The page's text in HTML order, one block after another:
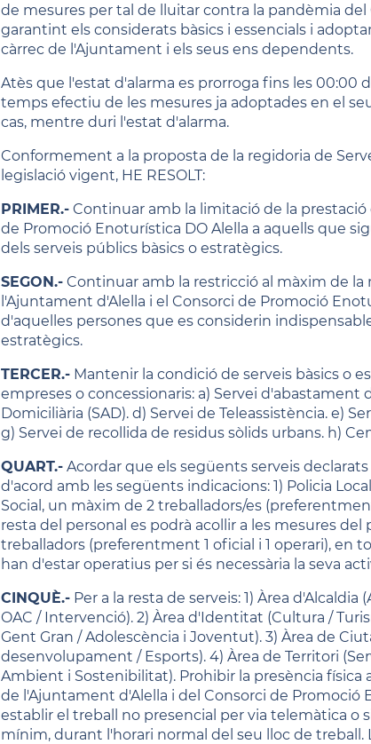
de mesures per tal de lluitar contra la pandèmia
garantint els considerats bàsics i essencials i
càrrec de l'Ajuntament i els seus ens dependents.
Atès que l'estat d'alarma es prorroga fins les 00:00
temps efectiu de les mesures ja adoptades en el
cas, mentre duri l'estat d'alarma.
Conformement a la proposta de la regidoria de
legislació vigent, HE RESOLT:
PRIMER.-Continuar amb la limitació de la prestació
de Promoció Enoturística DO Alella a aquells que
dels serveis públics bàsics o estratègics.
SEGON.-Continuar amb la restricció al màxim de
l'Ajuntament d'Alella i el Consorci de Promoció
d'aquelles persones que es considerin
estratègics.
TERCER.-Mantenir la condició de serveis bàsics o
empreses o concessionaris: a) Servei d'abastament
Domiciliària (SAD). d) Servei de Teleassistència. e)
g) Servei de recollida de residus sòlids urbans. h)
QUART.-Acordar que els següents serveis
d'acord amb les següents indicacions: 1) Policia
Social, un màxim de 2 treballadors/es
resta del personal es podrà acollir a les mesures
treballadors (preferentment 1 oficial i 1 operari), en
han d'estar operatius per si és necessària la seva
CINQUÈ.-Per a la resta de serveis: 1) Àrea
OAC / Intervenció). 2) Àrea d'Identitat (Cultura /
Gent Gran / Adolescència i Joventut). 3) Àrea de
desenvolupament / Esports). 4) Àrea de Territori
Ambient i Sostenibilitat). Prohibir la presència física
de l'Ajuntament d'Alella i del Consorci de Promoció
establir el treball no presencial per via telemàtica o
mínim, durant l'horari normal del seu lloc de